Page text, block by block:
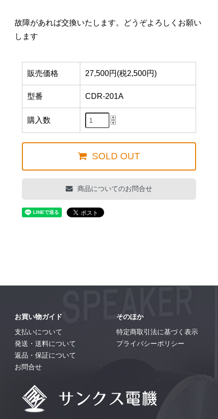
故障があれば交換いたします。どうぞよろしくお願い
します
販売価格 27,500円(税2,500円)
型番 CDR-201A
購入数
SOLD OUT
商品についてのお問合せ
お買い物ガイド
支払いについて
発送・送料について
返品・保証について
お問合せ
そのほか
特定商取引法に基づく表示
プライバシーポリシー